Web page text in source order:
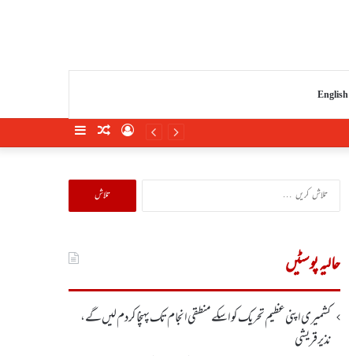
English
SidebarRandomLog
تلاش
کریں
حالیہ پوسٹیں
کشمیری اپنی عظیم تحریک کو اسکے منطقی انجام تک پہنچا کر دم لیں گے،
نذیر قریشی